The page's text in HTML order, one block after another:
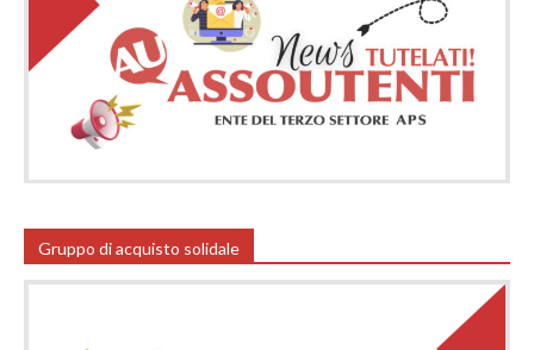
Gruppo di acquisto solidale